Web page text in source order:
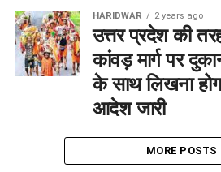
HARIDWAR 2 years ago
उत्तर प्रदेश की
कांवड़ मार्ग पर
के साथ लिखना
आदेश जारी
MORE POSTS